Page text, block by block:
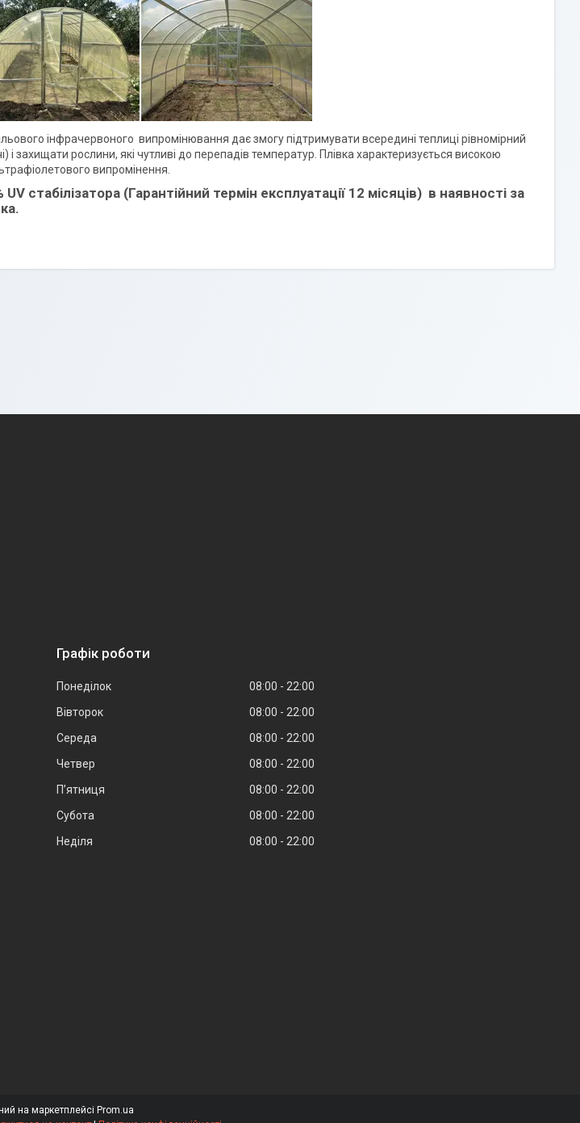
інфрачервоного випромінювання дає змогу підтримувати всередині теплиці рівномірний
захищати рослини, які чутливі до перепадів температур. Плівка характеризується високою
випромінення.
стабілізатора (Гарантійний термін експлуатації 12 місяців) в наявності за
Графік роботи
Понеділок 08:00
22:00
Вівторок
08:00
22:00
Середа
08:00
22:00
Четвер
08:00
22:00
Пʼятниця
08:00
22:00
Субота
08:00
22:00
Неділя
08:00 22:00
на маркетплейсі Prom.ua